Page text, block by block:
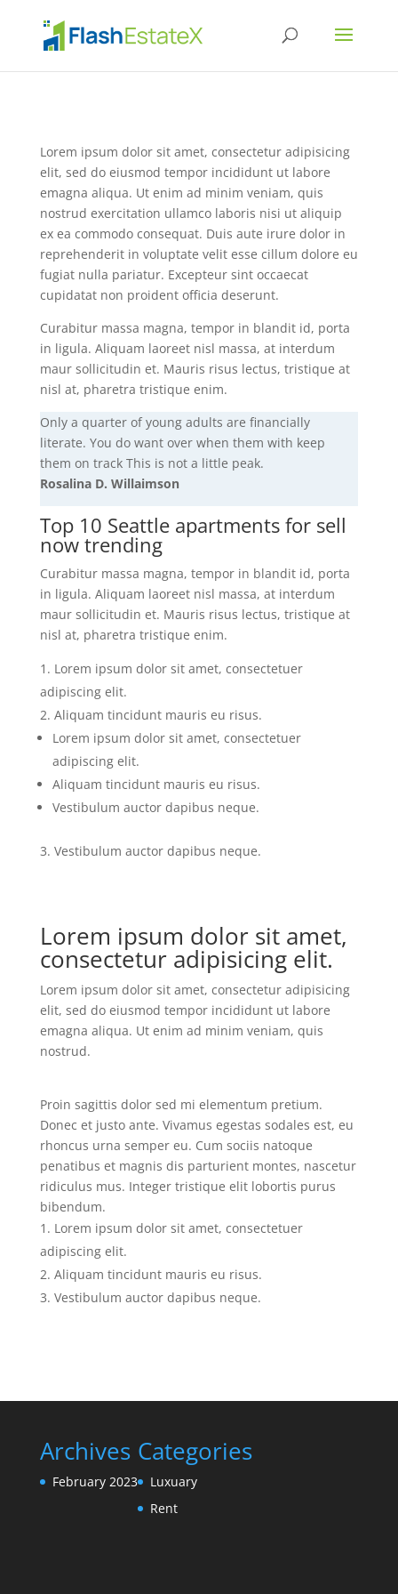
Lorem ipsum dolor sit amet, consectetur adipisicing
elit, sed do eiusmod tempor incididunt ut labore
emagna aliqua. Ut enim ad minim veniam, quis
nostrud exercitation ullamco laboris nisi ut aliquip
ex ea commodo consequat. Duis aute irure dolor in
reprehenderit in voluptate velit esse cillum dolore eu
fugiat nulla pariatur. Excepteur sint occaecat
cupidatat non proident officia deserunt.
Curabitur massa magna, tempor in blandit id, porta
in ligula. Aliquam laoreet nisl massa, at interdum
maur sollicitudin et. Mauris risus lectus, tristique at
nisl at, pharetra tristique enim.
Only a quarter of young adults are financially
literate. You do want over when them with keep
them on track This is not a little peak.
Rosalina D. Willaimson
Top 10 Seattle apartments for sell
now trending
Curabitur massa magna, tempor in blandit id, porta
in ligula. Aliquam laoreet nisl massa, at interdum
maur sollicitudin et. Mauris risus lectus, tristique at
nisl at, pharetra tristique enim.
Lorem ipsum dolor sit amet, consectetuer
adipiscing elit.
Aliquam tincidunt mauris eu risus.
Lorem ipsum dolor sit amet, consectetuer
adipiscing elit.
Aliquam tincidunt mauris eu risus.
Vestibulum auctor dapibus neque.
Vestibulum auctor dapibus neque.
Lorem ipsum dolor sit amet,
consectetur adipisicing elit.
Lorem ipsum dolor sit amet, consectetur adipisicing
elit, sed do eiusmod tempor incididunt ut labore
emagna aliqua. Ut enim ad minim veniam, quis
nostrud.
Proin sagittis dolor sed mi elementum pretium.
Donec et justo ante. Vivamus egestas sodales est, eu
rhoncus urna semper eu. Cum sociis natoque
penatibus et magnis dis parturient montes, nascetur
ridiculus mus. Integer tristique elit lobortis purus
bibendum.
Lorem ipsum dolor sit amet, consectetuer
adipiscing elit.
Aliquam tincidunt mauris eu risus.
Vestibulum auctor dapibus neque.
Archives
February 2023
Categories
Luxuary
Rent